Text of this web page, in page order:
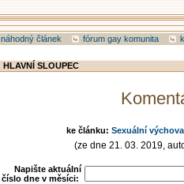
náhodný článek fórum gay komunita
HLAVNÍ SLOUPEC
ke článku: Sexuální
(ze dne 21. 03. 2019,
Napište aktuální
číslo dne v měsíci: